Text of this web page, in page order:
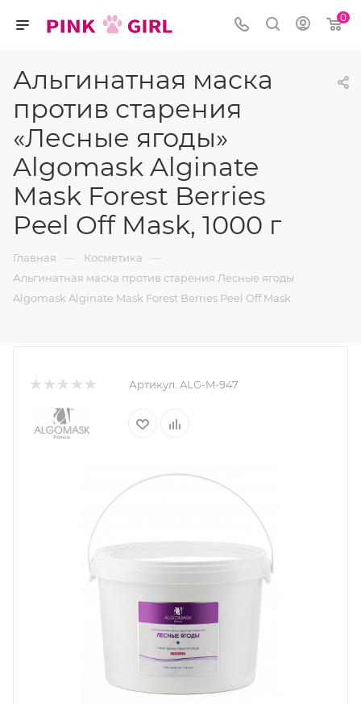
0
Альгинатная маска
против старения
«Лесные ягоды»
Algomask Alginate
Mask Forest Berries
Peel Off Mask, 1000 г
Главная — Косметика —
Альгинатная маска против старения Лесные ягоды
Algomask Alginate Mask Forest Berries Peel Off Mask
Артикул: ALG-M-947